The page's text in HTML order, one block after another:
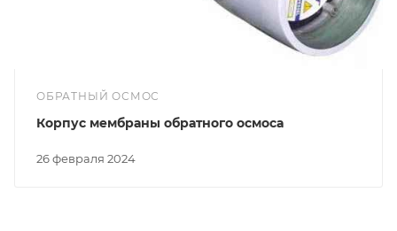
ОБРАТНЫЙ ОСМОС
26 февраля 2024
Корпус мембраны обратного осмоса